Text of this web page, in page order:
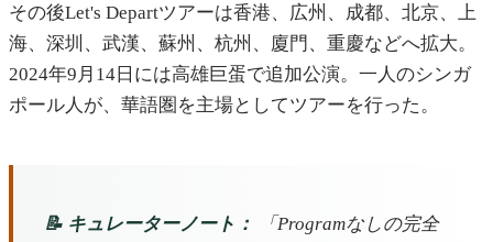
その後Let's Departツアーは香港、広州、成都、北京、上
海、深圳、武漢、蘇州、杭州、廈門、重慶などへ拡大。
2024年9月14日には高雄巨蛋で追加公演。一人のシンガ
ポール人が、華語圏を主場としてツアーを行った。
📝 キュレーターノート：
「Programなしの完全